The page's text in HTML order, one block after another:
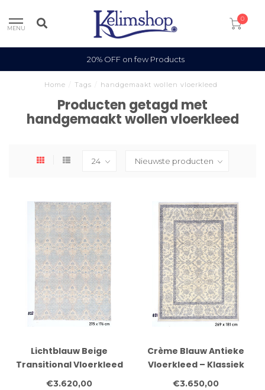
MENU
0
20% OFF on few Products
Home Tags handgemaakt wollen vloerkleed
Producten getagd met
handgemaakt wollen vloerkleed
Lichtblauw Beige
Transitional Vloerkleed
– Herhalend
€3.620,00
Crème Blauw Antieke
Vloerkleed – Klassiek
Bloemenpatroon – 269
€3.650,00